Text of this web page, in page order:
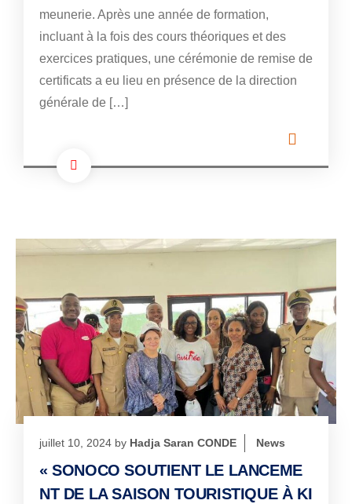
meunerie. Après une année de formation,
incluant à la fois des cours théoriques et des
exercices pratiques, une cérémonie de remise de
certificats a eu lieu en présence de la direction
générale de […]
juillet 10, 2024 by Hadja Saran CONDE News
« SONOCO SOUTIENT LE LANCEME
NT DE LA SAISON TOURISTIQUE À KI